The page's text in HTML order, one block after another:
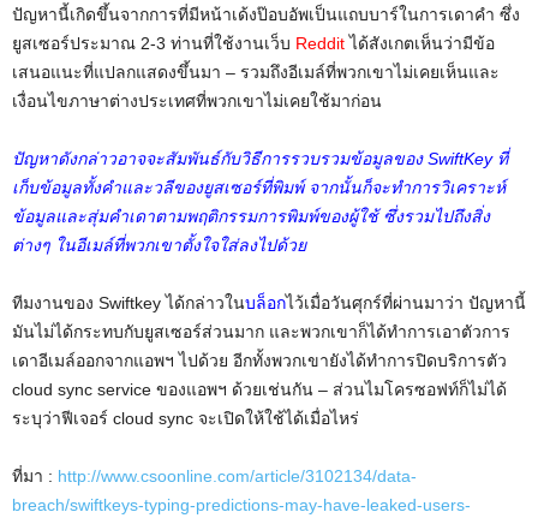
ปัญหานี้เกิดขึ้นจากการที่มีหน้าเด้งป๊อบอัพเป็นแถบบาร์ในการเดาคำ ซึ่ง
ยูสเซอร์ประมาณ 2-3 ท่านที่ใช้งานเว็บ Redditได้สังเกตเห็นว่ามีข้อ
เสนอแนะที่แปลกแสดงขึ้นมา – รวมถึงอีเมล์ที่พวกเขาไม่เคยเห็นและ
เงื่อนไขภาษาต่างประเทศที่พวกเขาไม่เคยใช้มาก่อน
ปัญหาดังกล่าวอาจจะสัมพันธ์กับวิธีการรวบรวมข้อมูลของ SwiftKey ที่
เก็บข้อมูลทั้งคำและวลีของยูสเซอร์ที่พิมพ์ จากนั้นก็จะทำการวิเคราะห์
ข้อมูลและสุ่มคำเดาตามพฤติกรรมการพิมพ์ของผู้ใช้ ซึ่งรวมไปถึงสิ่ง
ต่างๆ ในอีเมล์ที่พวกเขาตั้งใจใส่ลงไปด้วย
ทีมงานของ Swiftkey ได้กล่าวในบล็อกไว้เมื่อวันศุกร์ที่ผ่านมาว่า ปัญหานี้
มันไม่ได้กระทบกับยูสเซอร์ส่วนมาก และพวกเขาก็ได้ทำการเอาตัวการ
เดาอีเมล์ออกจากแอพฯ ไปด้วย อีกทั้งพวกเขายังได้ทำการปิดบริการตัว
cloud sync service ของแอพฯ ด้วยเช่นกัน – ส่วนไมโครซอฟท์ก็ไม่ได้
ระบุว่าฟีเจอร์ cloud sync จะเปิดให้ใช้ได้เมื่อไหร่
ที่มา : http://www.csoonline.com/article/3102134/data-
breach/swiftkeys-typing-predictions-may-have-leaked-users-